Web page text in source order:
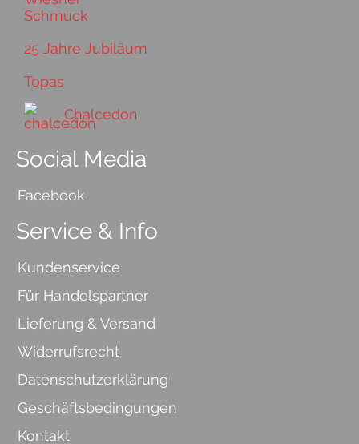
25 Jahre Jubiläum
Topas
Chalcedon
Social Media
Facebook
Service & Info
Kundenservice
Für Handelspartner
Lieferung & Versand
Widerrufsrecht
Datenschutzerklärung
Geschäftsbedingungen
Kontakt